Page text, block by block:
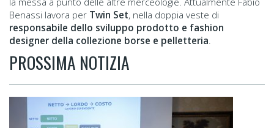
Benassi lavora per Twin Set, nella doppia veste di
responsabile dello sviluppo prodotto e fashion
designer della collezione borse e pelletteria
PROSSIMA NOTIZIA